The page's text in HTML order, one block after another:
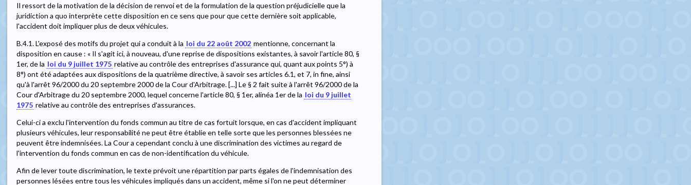
Il ressort de la motivation de la décision de renvoi et de la formulation de la question préjudicielle que la
juridiction a quo interprète cette disposition en ce sens que pour que cette dernière soit applicable,
l'accident doit impliquer plus de deux véhicules.
B.4.1. L'exposé des motifs du projet qui a conduit à la loi du 22 août 2002 mentionne, concernant la
disposition en cause : « Il s'agit ici, à nouveau, d'une reprise de dispositions existantes, à savoir l'article 80, §
1er, de la loi du 9 juillet 1975 relative au contrôle des entreprises d'assurance qui, quant aux points 5°) à
8°) ont été adaptées aux dispositions de la quatrième directive, à savoir ses articles 6.1, et 7, in fine, ainsi
qu'à l'arrêt 96/2000 du 20 septembre 2000 de la Cour d'Arbitrage. [...] Le § 2 fait suite à l'arrêt 96/2000 de la
Cour d'Arbitrage du 20 septembre 2000, lequel concerne l'article 80, § 1er, alinéa 1er de la loi du 9 juillet
1975 relative au contrôle des entreprises d'assurances.
Celui-ci a exclu l'intervention du fonds commun au titre de cas fortuit lorsque, en cas d'accident impliquant
plusieurs véhicules, leur responsabilité ne peut être établie en telle sorte que les personnes blessées ne
peuvent être indemnisées. La Cour a cependant conclu à une discrimination des victimes au regard de
l'intervention du fonds commun en cas de non-identification du véhicule.
Afin de lever toute discrimination, le texte prévoit une répartition par parts égales de l'indemnisation des
personnes lésées entre tous les véhicules impliqués dans un accident, même si l'on ne peut déterminer